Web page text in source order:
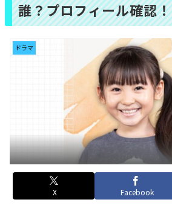
誰？プロフィール確認！
ドラマ
X Facebook